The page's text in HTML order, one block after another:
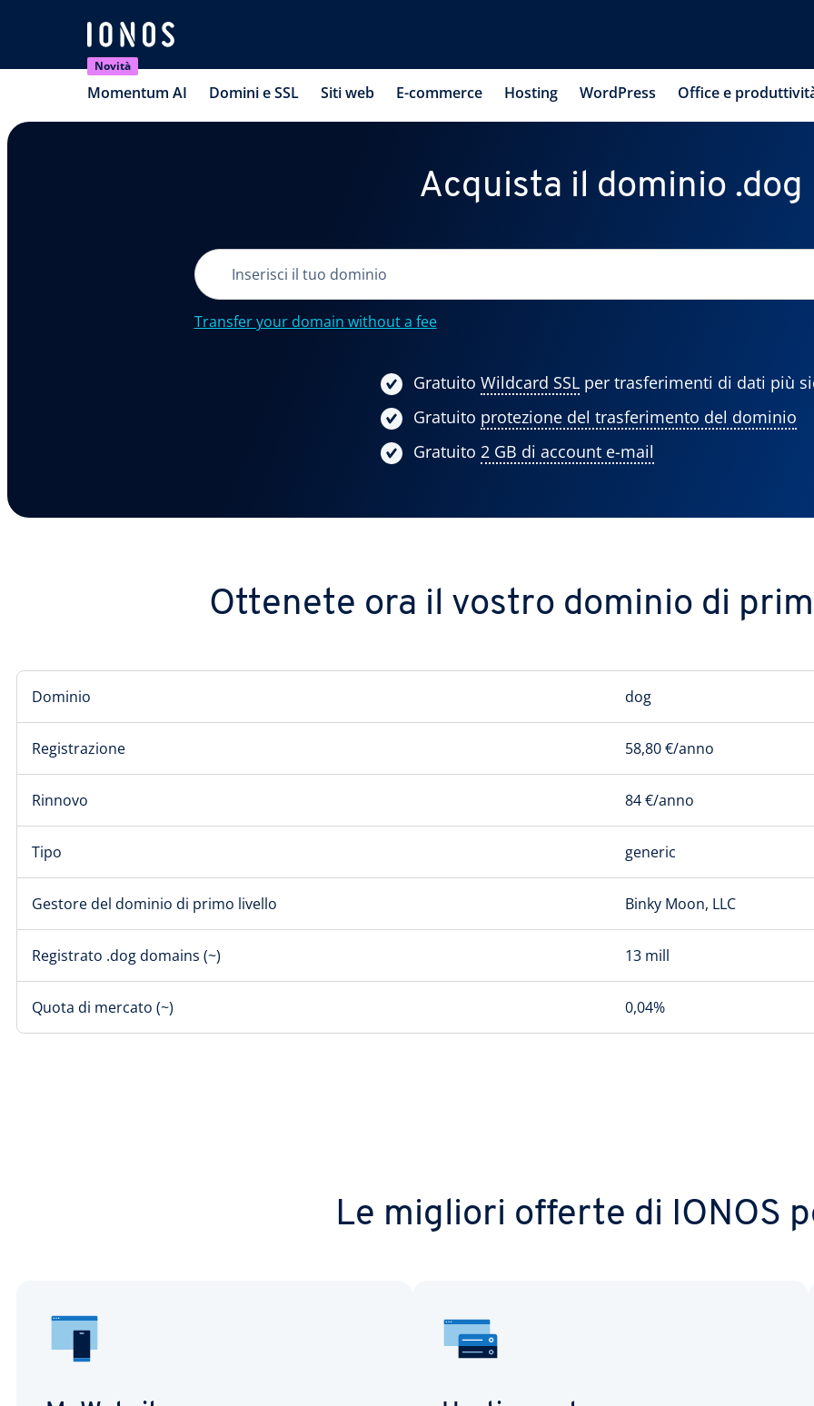
Novità
Momentum AI Domini e SSL Siti web E-commerce Hosting WordPress Office e
Acquista il dominio .dog
Transfer your domain without a fee
Gratuito Wildcard SSLper trasferimenti di dati più
Gratuito protezione del trasferimento del dominio
Gratuito 2 GB di account e-mail
Ottenete ora il vostro dominio di
Dominio dog
Registrazione 58,80 €/anno
Rinnovo 84 €/anno
Tipo generic
Gestore del dominio di primo livello Binky Moon, LLC
Registrato .dog domains (~) 13 mill
Quota di mercato (~) 0,04%
Le migliori offerte di IONOS